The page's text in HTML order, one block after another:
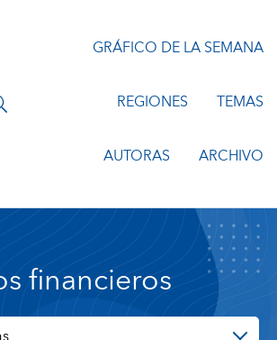
GRÁFICO DE LA SEMANA
REGIONES TEMAS
AUTORAS ARCHIVO
financieros